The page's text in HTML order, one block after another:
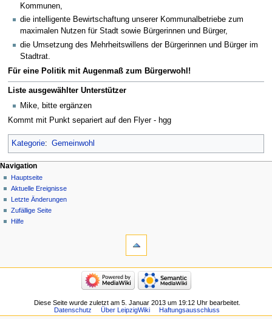
Kommunen,
die intelligente Bewirtschaftung unserer Kommunalbetriebe zum
maximalen Nutzen für Stadt sowie Bürgerinnen und Bürger,
die Umsetzung des Mehrheitswillens der Bürgerinnen und Bürger im
Stadtrat.
Für eine Politik mit Augenmaß zum Bürgerwohl!
Liste ausgewählter Unterstützer
Mike, bitte ergänzen
Kommt mit Punkt separiert auf den Flyer - hgg
Kategorie: Gemeinwohl
Navigation
Hauptseite
Aktuelle Ereignisse
Letzte Änderungen
Zufällige Seite
Hilfe
Diese Seite wurde zuletzt am 5. Januar 2013 um 19:12 Uhr bearbeitet.
Datenschutz
Über LeipzigWiki Haftungsausschluss